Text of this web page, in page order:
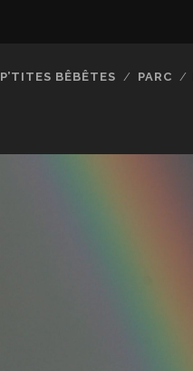
P’TITES BÊBÊTES PARC